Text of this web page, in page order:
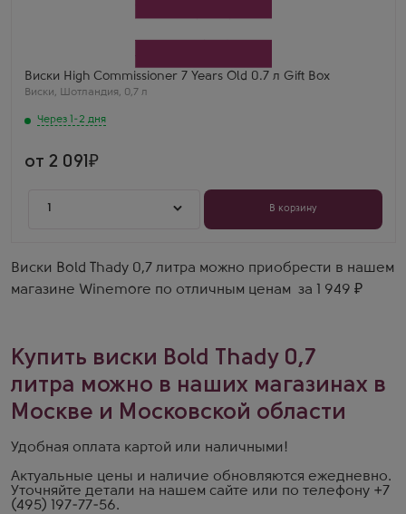
Виски High Commissioner 7 Years Old 0.7 л Gift Box
Виски, Шотландия, 0,7 л
Через 1-2 дня
Яна С.
Удобная "чекушка" проверенного временем
от 2 091
1 В корзину
Виски Bold Thady 0,7 литра можно приобрести в нашем
магазине Winemore по отличным ценам за 1 949 ₽
Купить виски Bold Thady 0,7
литра можно в наших магазинах в
Москве и Московской области
Удобная оплата картой или наличными!
Актуальные цены и наличие обновляются ежедневно.
Уточняйте детали на нашем сайте или по телефону +7
(495) 197-77-56.